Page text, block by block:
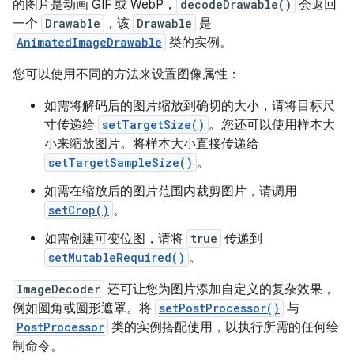
的图片是动画 GIF 或 WebP， decodeDrawable() 会返回
一个 Drawable ，该 Drawable 是
AnimatedImageDrawable 类的实例。
您可以使用不同的方法来设置图像属性：
如需将解码后的图片缩放到确切的大小，请将目标尺
寸传递给 setTargetSize() 。您还可以使用样本大
小来缩放图片。将样本大小直接传递给
setTargetSampleSize() 。
如需在缩放后的图片范围内裁剪图片，请调用
setCrop() 。
如需创建可变位图，请将 true 传递到
setMutableRequired() 。
ImageDecoder 还可让您为图片添加自定义的复杂效果，
例如圆角或圆形遮罩。将 setPostProcessor() 与
PostProcessor 类的实例搭配使用，以执行所需的任何绘
制命令。